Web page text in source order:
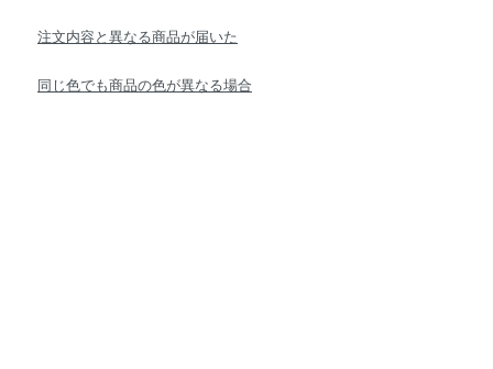
注文内容と異なる商品が届いた
同じ色でも商品の色が異なる場合